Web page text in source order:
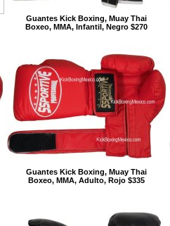
Guantes Kick Boxing, Muay Thai
Boxeo, MMA, Infantil, Negro $270
Guantes Kick Boxing, Muay Thai
Boxeo, MMA, Adulto, Rojo $335